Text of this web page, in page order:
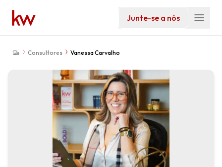
Junte-se a nós
Consultores Vanessa Carvalho